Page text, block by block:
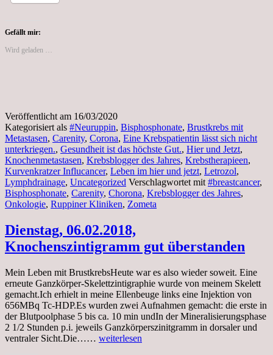
Gefällt mir:
Wird geladen …
Veröffentlicht am 16/03/2020
Kategorisiert als #Neuruppin, Bisphosphonate, Brustkrebs mit
Metastasen, Carenity, Corona, Eine Krebspatientin lässt sich nicht
unterkriegen., Gesundheit ist das höchste Gut., Hier und Jetzt,
Knochenmetastasen, Krebsblogger des Jahres, Krebstherapieen,
Kurvenkratzer Influcancer, Leben im hier und jetzt, Letrozol,
Lymphdrainage, Uncategorized Verschlagwortet mit #breastcancer,
Bisphosphonate, Carenity, Chorona, Krebsblogger des Jahres,
Onkologie, Ruppiner Kliniken, Zometa
Dienstag, 06.02.2018,
Knochenszintigramm gut überstanden
Mein Leben mit BrustkrebsHeute war es also wieder soweit. Eine
erneute Ganzkörper-Skelettzintigraphie wurde von meinem Skelett
gemacht.Ich erhielt in meine Ellenbeuge links eine Injektion von
656MBq Tc-HDP.Es wurden zwei Aufnahmen gemacht: die erste in
der Blutpoolphase 5 bis ca. 10 min undIn der Mineralisierungsphase
2 1/2 Stunden p.i. jeweils Ganzkörperszinitgramm in dorsaler und
ventraler Sicht.Die…… Dienstag,
weiterlesen